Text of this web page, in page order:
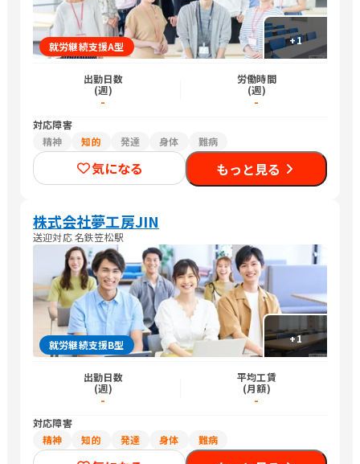
+1
就労継続支援A型
出勤日数
(週)
-
労働時間
(週)
-
対応障害
精神
知的 発達 身体 難病
気になる もっと見る
株式会社夢工房JIN
送迎対応 名鉄笠松駅
+1
就労継続支援B型
出勤日数
(週)
-
平均工賃
(月額)
-
対応障害
精神
知的 発達 身体 難病